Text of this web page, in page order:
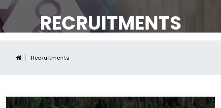
RECRUITMENTS
Recruitments